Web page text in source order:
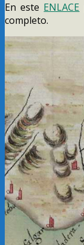
En este ENLACE
completo.